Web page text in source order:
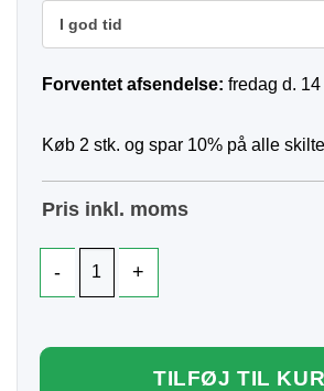
I god tid
Forventet afsendelse: fredag d.
Køb 2 stk. og spar 10% på alle
Pris inkl. moms
TILFØJ TIL